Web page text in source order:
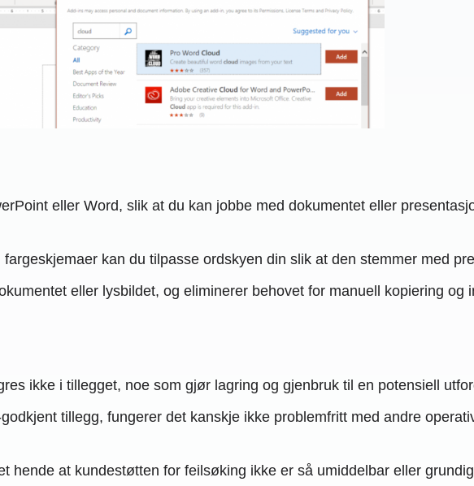
eller Word, slik at du kan jobbe med dokumentet eller
kan du tilpasse ordskyen din slik at den stemmer med
eller lysbildet, og eliminerer behovet for manuell kopiering og
ikke i tillegget, noe som gjør lagring og gjenbruk til en potensiell
tillegg, fungerer det kanskje ikke problemfritt med andre
hende at kundestøtten for feilsøking ikke er så umiddelbar eller